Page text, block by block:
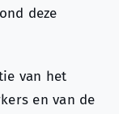
deze
van het
en van de